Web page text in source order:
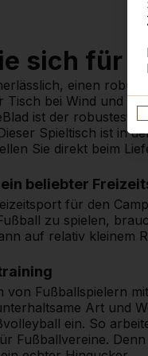
sich für
einen
bei Wind und
ist der robusteste
Spieltisch ist in
Sie direkt beim
beliebter
für den
zu spielen,
auf relativ kleinem
von Fußballspielern
Art und
ein. So
Fußballvereine.